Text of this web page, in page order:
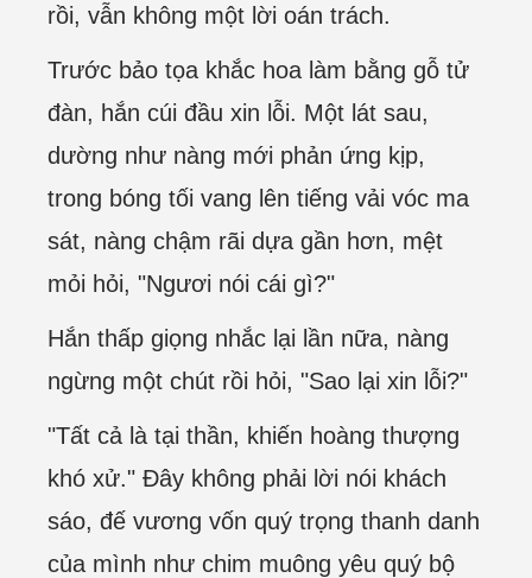
rồi, vẫn không một lời oán trách.
Trước bảo tọa khắc hoa làm bằng gỗ tử
đàn, hắn cúi đầu xin lỗi. Một lát sau,
dường như nàng mới phản ứng kịp,
trong bóng tối vang lên tiếng vải vóc ma
sát, nàng chậm rãi dựa gần hơn, mệt
mỏi hỏi, "Ngươi nói cái gì?"
Hắn thấp giọng nhắc lại lần nữa, nàng
ngừng một chút rồi hỏi, "Sao lại xin lỗi?"
"Tất cả là tại thần, khiến hoàng thượng
khó xử." Đây không phải lời nói khách
sáo, đế vương vốn quý trọng thanh danh
của mình như chim muông yêu quý bộ